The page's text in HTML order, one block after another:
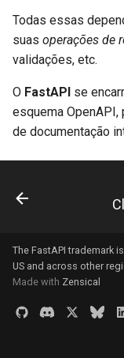
Todas essas
suas operações de
validações, etc.
O FastAPI se
esquema
de documentação
The FastAPI trademark
US and across other
Made with Zensical